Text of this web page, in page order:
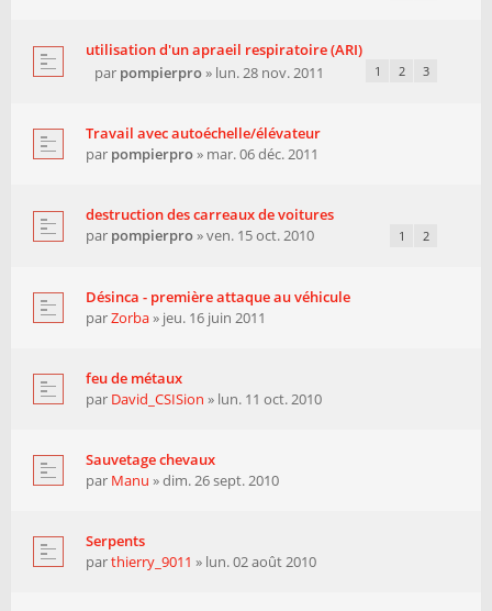
utilisation d'un apraeil respiratoire (ARI)
par pompierpro» lun. 28 nov. 2011 1 2 3
Travail avec autoéchelle/élévateur
par pompierpro» mar. 06 déc. 2011
destruction des carreaux de voitures
par pompierpro» ven. 15 oct. 2010 1 2
Désinca - première attaque au véhicule
parZorba» jeu. 16 juin 2011
feu de métaux
par David_CSISion » lun. 11 oct. 2010
Sauvetage chevaux
par Manu » dim. 26 sept. 2010
Serpents
parthierry_9011 » lun. 02 août 2010